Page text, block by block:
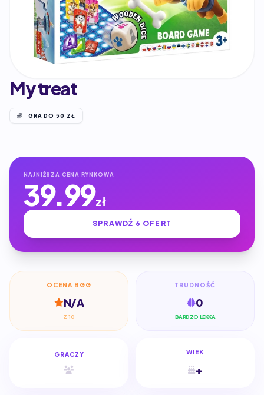
My treat
GRA DO 50 ZŁ
NAJNIŻSZA CENA RYNKOWA
39.99zł
SPRAWDŹ 6 OFERT
OCENA BGG
N/A
Z 10
TRUDNOŚĆ
0
BARDZO LEKKA
GRACZY WIEK
+